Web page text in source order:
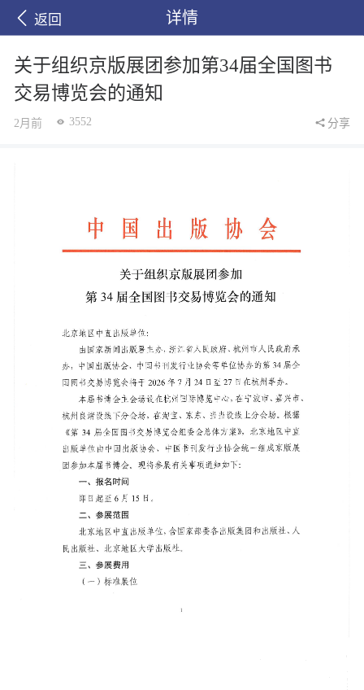
返回 详情
关于组织京版展团参加第34届全国图书
交易博览会的通知
2月前 3552 分享